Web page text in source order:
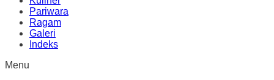
Pariwara
Ragam
Galeri
Indeks
Menu